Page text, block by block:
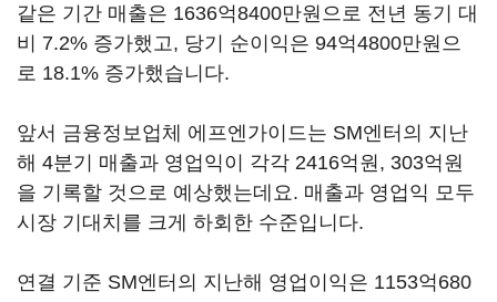
같은 기간 매출은 1636억8400만원으로 전년 동기 대
비 7.2% 증가했고, 당기 순이익은 94억4800만원으
로 18.1% 증가했습니다.
앞서 금융정보업체 에프엔가이드는 SM엔터의 지난
해 4분기 매출과 영업익이 각각 2416억원, 303억원
을 기록할 것으로 예상했는데요. 매출과 영업익 모두
시장 기대치를 크게 하회한 수준입니다.
연결 기준 SM엔터의 지난해 영업이익은 1153억680